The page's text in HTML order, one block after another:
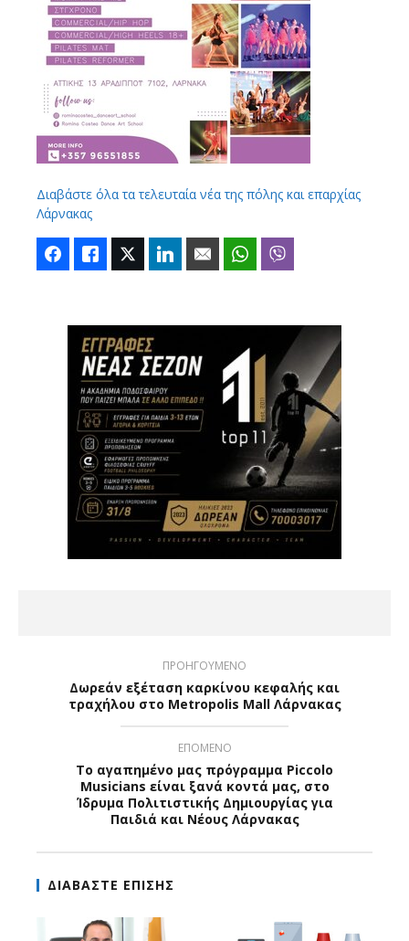
Διαβάστε όλα τα τελευταία νέα της πόλης και επαρχίας
Λάρνακας
FacebookLike Twitter LinkedIn Email WhatsApp
ΠΡΟΗΓΟΥΜΕΝΟ
Δωρεάν εξέταση καρκίνου κεφαλής και
τραχήλου στο Metropolis Mall Λάρνακας
ΕΠΟΜΕΝΟ
Το αγαπημένο μας πρόγραμμα Piccolo
Musicians είναι ξανά κοντά μας, στο
Ίδρυμα Πολιτιστικής Δημιουργίας για
Παιδιά και Νέους Λάρνακας
ΔΙΑΒΑΣΤΕ ΕΠΙΣΗΣ